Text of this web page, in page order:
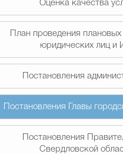
Оценка качества
План проведения
юридических лиц и
Постановления
Постановления Главы
Постановления
Свердловской